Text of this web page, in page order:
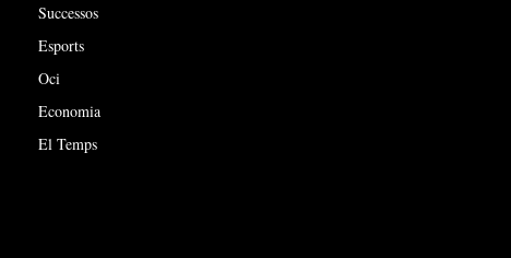
Successos
Esports
Oci
Economia
El Temps